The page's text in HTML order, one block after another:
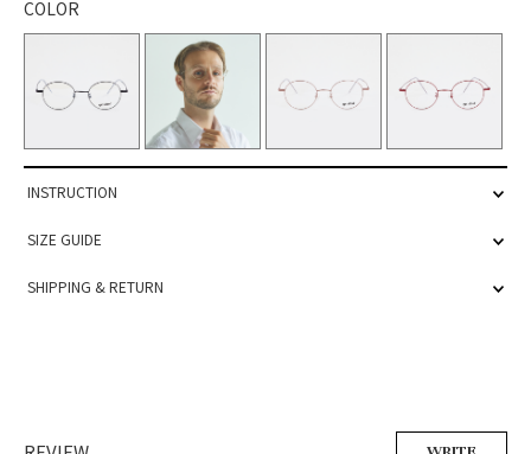
COLOR
INSTRUCTION
SIZE GUIDE
SHIPPING & RETURN